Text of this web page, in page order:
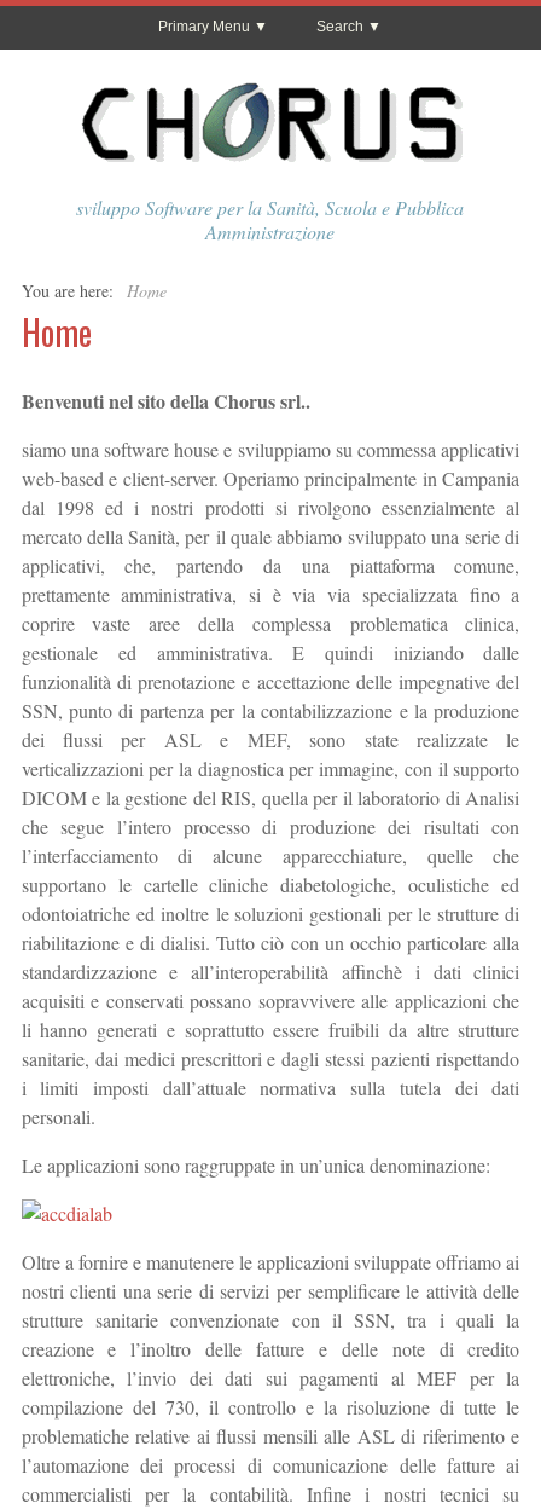
Primary Menu Search
sviluppo Software per la Sanità, Scuola e Pubblica
Amministrazione
You are here: Home
Home
Benvenuti nel sito della Chorus srl..
siamo una software house e sviluppiamo su commessa applicativi
web-based e client-server. Operiamo principalmente in Campania
dal 1998 ed i nostri prodotti si rivolgono essenzialmente al
mercato della Sanità, per il quale abbiamo sviluppato una serie di
applicativi, che, partendo da una piattaforma comune,
prettamente amministrativa, si è via via specializzata fino a
coprire vaste aree della complessa problematica clinica,
gestionale ed amministrativa. E quindi iniziando dalle
funzionalità di prenotazione e accettazione delle impegnative del
SSN, punto di partenza per la contabilizzazione e la produzione
dei flussi per ASL e MEF, sono state realizzate le
verticalizzazioni per la diagnostica per immagine, con il supporto
DICOM e la gestione del RIS, quella per il laboratorio di Analisi
che segue l’intero processo di produzione dei risultati con
l’interfacciamento di alcune apparecchiature, quelle che
supportano le cartelle cliniche diabetologiche, oculistiche ed
odontoiatriche ed inoltre le soluzioni gestionali per le strutture di
riabilitazione e di dialisi. Tutto ciò con un occhio particolare alla
standardizzazione e all’interoperabilità affinchè i dati clinici
acquisiti e conservati possano sopravvivere alle applicazioni che
li hanno generati e soprattutto essere fruibili da altre strutture
sanitarie, dai medici prescrittori e dagli stessi pazienti rispettando
i limiti imposti dall’attuale normativa sulla tutela dei dati
personali.
Le applicazioni sono raggruppate in un’unica denominazione:
Oltre a fornire e manutenere le applicazioni sviluppate offriamo ai
nostri clienti una serie di servizi per semplificare le attività delle
strutture sanitarie convenzionate con il SSN, tra i quali la
creazione e l’inoltro delle fatture e delle note di credito
elettroniche, l’invio dei dati sui pagamenti al MEF per la
compilazione del 730, il controllo e la risoluzione di tutte le
problematiche relative ai flussi mensili alle ASL di riferimento e
l’automazione dei processi di comunicazione delle fatture ai
commercialisti per la contabilità. Infine i nostri tecnici su